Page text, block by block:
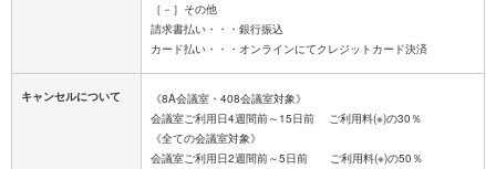
［－］その他
請求書払い・・・銀行振込
キャンセルについて
《8A会議室・408会議室対象》
会議室ご利用日4週間前～15日前 ご利用料(※)の30％
《全ての会議室対象》
会議室ご利用日2週間前～5日前 ご利用料(※)の50％